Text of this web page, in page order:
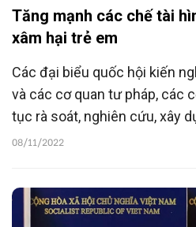
Tăng mạnh các chế tài
xâm hại trẻ em
Các đại biểu quốc hội kiến
và các cơ quan tư pháp, các
tục rà soát, nghiên cứu, xây
mạnh các chế tài hình sự đối
08/11/2022